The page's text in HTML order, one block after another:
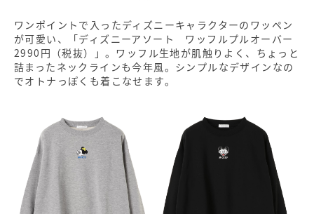
ワンポイントで入ったディズニーキャラクターのワッペン
が可愛い、「ディズニーアソート ワッフルプルオーバー
2990円（税抜）」。ワッフル生地が肌触りよく、ちょっと
詰まったネックラインも今年風。シンプルなデザインなの
でオトナっぽくも着こなせます。